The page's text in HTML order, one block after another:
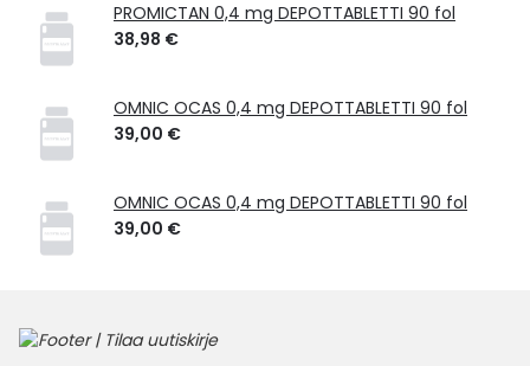
PROMICTAN 0,4 mg DEPOTTABLETTI 90 fol
38,98 €
OMNIC OCAS 0,4 mg DEPOTTABLETTI 90 fol
39,00 €
OMNIC OCAS 0,4 mg DEPOTTABLETTI 90 fol
39,00 €